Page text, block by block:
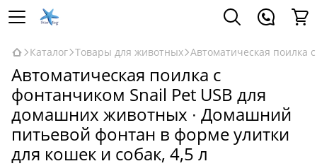
Каталог Товары для животных Автоматическая поилка
Автоматическая поилка с
фонтанчиком Snail Pet USB для
домашних животных ∙ Домашний
питьевой фонтан в форме улитки
для кошек и собак, 4,5 л